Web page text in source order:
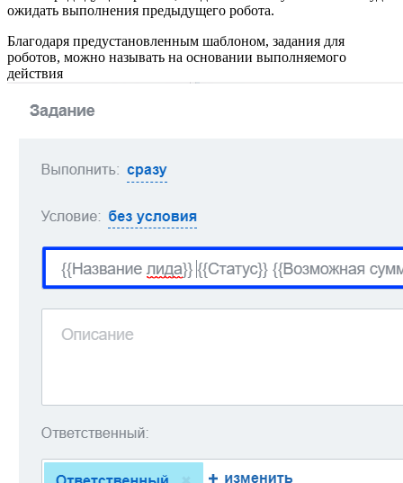
ожидать выполнения предыдущего робота.
Благодаря предустановленным шаблоном, задания для
роботов, можно называть на основании выполняемого
действия